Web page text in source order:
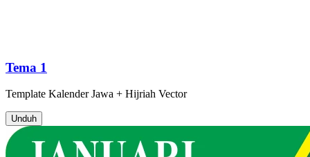
Tema 1
Template Kalender Jawa + Hijriah Vector
Unduh